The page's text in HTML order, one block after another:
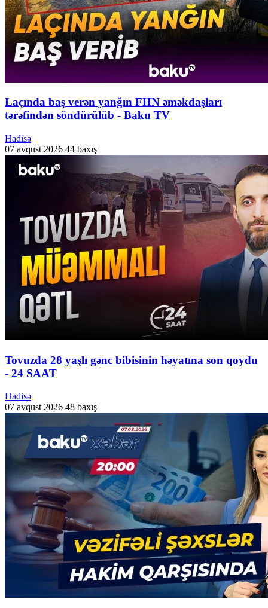
Laçında baş verən yanğın FHN əməkdaşları
tərəfindən söndürülüb - Baku TV
Hadisə
07 avqust 2026 44 baxış
Tovuzda 28 yaşlı gənc bibisinin həyatına son qoydu
- 24 SAAT
Hadisə
07 avqust 2026 48 baxış